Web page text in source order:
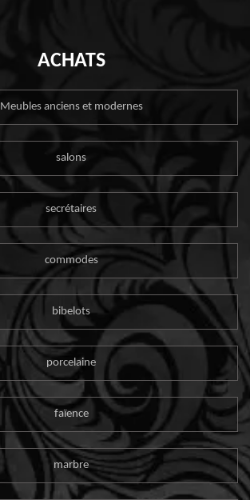
ACHATS
Meubles anciens et modernes
salons
secrétaires
commodes
bibelots
porcelaine
faïence
marbre